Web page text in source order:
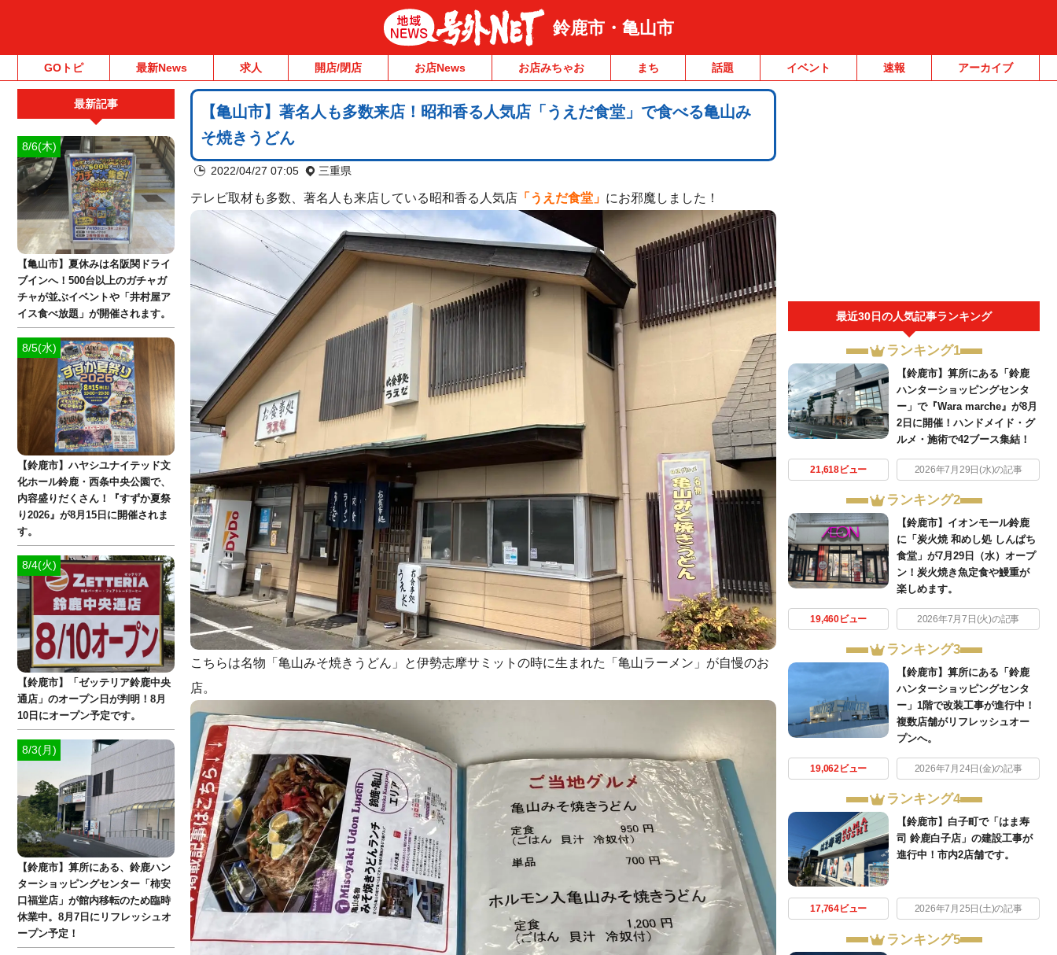
鈴鹿市・亀山市
GOトピ 最新News 求人 開店/閉店 お店News お店みちゃお まち 話題 イベント 速報 アーカイブ
【亀山市】著名人も多数来店！昭和香る人気店「うえだ食堂」で食べる亀山み
そ焼きうどん
2022/04/27 07:05 三重県
テレビ取材も多数、著名人も来店している昭和香る人気店 「うえだ食堂」 にお邪魔しました！
こちらは名物「亀山みそ焼きうどん」と伊勢志摩サミットの時に生まれた「亀山ラーメン」が自慢のお
店。
最近30日の人気記事ランキング
ランキング1
【鈴鹿市】算所にある「鈴鹿
ハンターショッピングセンタ
ー」で『Wara marche』が8月
2日に開催！ハンドメイド・グ
ルメ・施術で42ブース集結！
21,618ビュー 2026年7月29日(水)の記事
ランキング2
【鈴鹿市】イオンモール鈴鹿
に「炭火焼 和めし処 しんぱち
食堂」が7月29日（水）オープ
ン！炭火焼き魚定食や鰻重が
楽しめます。
19,460ビュー 2026年7月7日(火)の記事
ランキング3
【鈴鹿市】算所にある「鈴鹿
ハンターショッピングセンタ
ー」1階で改装工事が進行中！
複数店舗がリフレッシュオー
プンへ。
19,062ビュー 2026年7月24日(金)の記事
ランキング4
【鈴鹿市】白子町で「はま寿
司 鈴鹿白子店」の建設工事が
進行中！市内2店舗です。
17,764ビュー 2026年7月25日(土)の記事
ランキング5
最新記事
8/6(木)
【亀山市】夏休みは名阪関ドライ
ブインへ！500台以上のガチャガ
チャが並ぶイベントや「井村屋ア
イス食べ放題」が開催されます。
8/5(水)
【鈴鹿市】ハヤシユナイテッド文
化ホール鈴鹿・西条中央公園で、
内容盛りだくさん！『すずか夏祭
り2026』が8月15日に開催されま
す。
8/4(火)
【鈴鹿市】「ゼッテリア鈴鹿中央
通店」のオープン日が判明！8月
10日にオープン予定です。
8/3(月)
【鈴鹿市】算所にある、鈴鹿ハン
ターショッピングセンター「柿安
口福堂店」が館内移転のため臨時
休業中。8月7日にリフレッシュオ
ープン予定！